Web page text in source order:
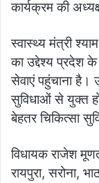
कार्यक्रम की
स्वास्थ्य मंत्री
का उद्देश्य प्रदेश के
सेवाएं पहुंचाना है।
सुविधाओं से युक्त
बेहतर चिकित्सा
विधायक राजेश
रायपुरा, सरोना,